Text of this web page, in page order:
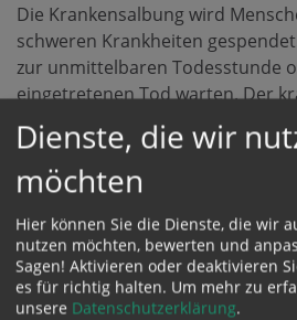
Die Krankensalbung wird
schweren Krankheiten
zur unmittelbaren Todesstunde
eingetretenen Tod warten. Der
Sakrament Trost und Ermutigung
Sakrament kann daher mehrmals
Termine, Kontakt
Einmal jährlich – meist in der
Termin wird bekannt gegeben –
eines Gottesdienstes dieses
Dienste, die wir
möchten
Hier können Sie die Dienste, die wir
nutzen möchten, bewerten und
Sagen! Aktivieren oder deaktivieren
es für richtig halten. Um mehr zu
unsere Datenschutzerklärung.